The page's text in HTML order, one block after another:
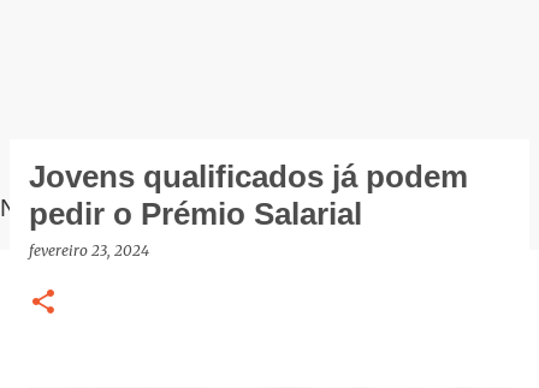
NOTÍCIAS
Jovens qualificados já podem
pedir o Prémio Salarial
fevereiro 23, 2024